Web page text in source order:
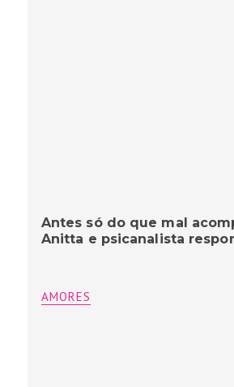
Antes só do que mal
Anitta e psicanalista
AMORES